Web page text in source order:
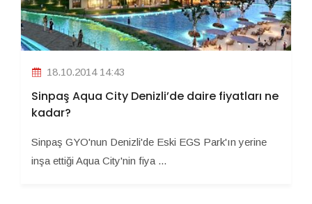
18.10.2014 14:43
Sinpaş Aqua City Denizli’de daire fiyatları ne
kadar?
Sinpaş GYO'nun Denizli'de Eski EGS Park'ın yerine
inşa ettiği Aqua City'nin fiya ...